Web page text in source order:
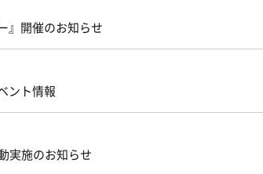
』開催のお知らせ
ント情報
実施のお知らせ